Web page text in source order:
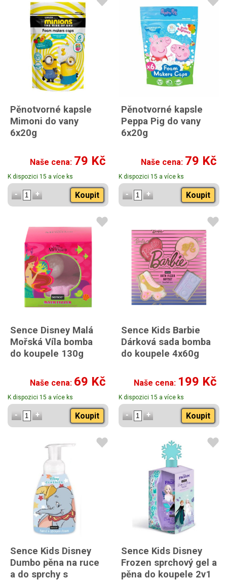
Pěnotvorné kapsle
Mimoni do vany
6x20g
Naše cena: 79 Kč
K dispozici 15 a více ks
Koupit
Pěnotvorné kapsle
Peppa Pig do vany
6x20g
Naše cena: 79 Kč
K dispozici 15 a více ks
Koupit
Sence Disney Malá
Mořská Víla bomba
do koupele 130g
Naše cena: 69 Kč
K dispozici 15 a více ks
Koupit
Sence Kids Barbie
Dárková sada bomba
do koupele 4x60g
Naše cena: 199 Kč
K dispozici 15 a více ks
Koupit
Sence Kids Disney
Dumbo pěna na ruce
a do sprchy s
Sence Kids Disney
Frozen sprchový gel a
pěna do koupele 2v1